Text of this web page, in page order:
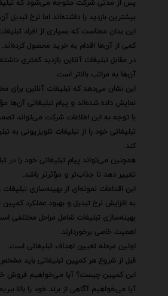
پس از مدتی شرکت متوجه می‌شود که
بیشترین بازدید را داشته‌اند اما نرخ تبدیل
این بدان معناست که بسیاری از افراد
کمی از آن‌ها اقدام به خرید محصول کرده‌اند.
در مقابل تبلیغات آنلاین بازدید کمتری
آن‌ها به مراتب بالاتر است.
این نشان می‌دهد که تبلیغات آنلاین برای
نمایش داده شده‌اند و پیام تبلیغاتی آن‌ها
با توجه به این اطلاعات شرکت می‌تواند
تبلیغاتی خود را از تبلیغات تلویزیونی به
کند.
همچنین می‌تواند پیام تبلیغاتی خود را در
تغییر دهد تا جذاب‌تر و مؤثرتر باشد.
این اقدامات نمونه‌ای از بهینه‌سازی
به افزایش نرخ تبدیل و بهبود عملکرد
بهینه‌سازی تبلیغات شامل مراحل مختلفی
اهمیت خاصی برخوردارند.
اولین مرحله تعیین اهداف تبلیغاتی است.
قبل از شروع هر کمپین تبلیغاتی باید
این کمپین چیست؟ آیا می‌خواهیم فروش
آیا می‌خواهیم آگاهی از برند خود را بالا